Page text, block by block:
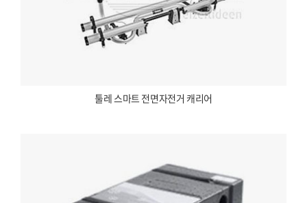
툴레 스마트 전면자전거 캐리어